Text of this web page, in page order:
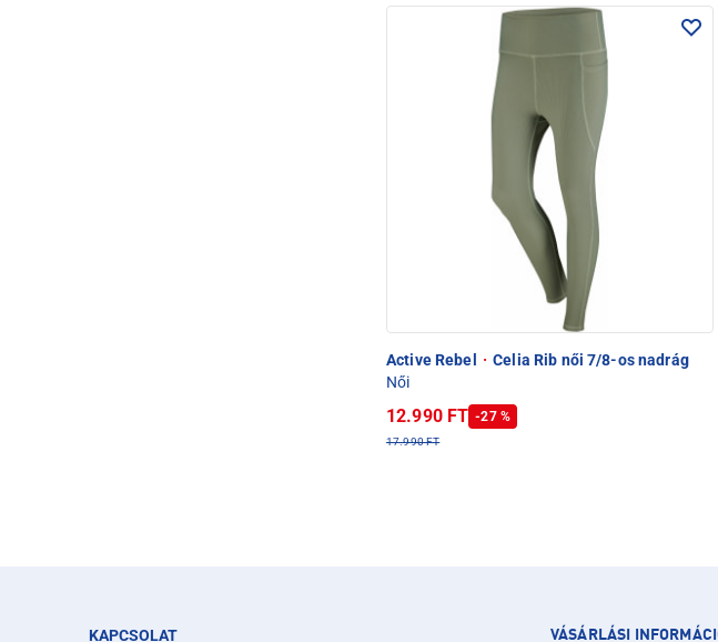
Active Rebel · Celia Rib női 7/8-os nadrág
Női
12.990 FT -27 %
17.990 FT
KAPCSOLAT VÁSÁRLÁSI